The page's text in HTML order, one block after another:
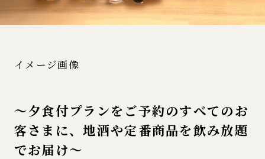
イメージ画像
～夕食付プランをご予約のすべてのお
客さまに、地酒や定番商品を飲み放題
でお届け～